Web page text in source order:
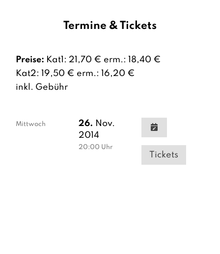
Termine & Tickets
Preise: Kat1: 21,70 € erm.: 18,40 €
Kat2: 19,50 € erm.: 16,20 €
inkl. Gebühr
Mittwoch 26. Nov.
2014
20:00 Uhr
Tickets